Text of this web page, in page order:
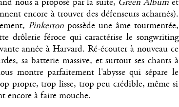
encore à trouver des défenseurs acharnés).
Pinkertonpossède une âme tourmentée,
drôlerie féroce qui caractérise le songwriting
année à Harvard. Ré-écouter à nouveau ce
sa batterie massive, et surtout ses chants à
montre parfaitement l'abysse qui sépare le
propre, trop lisse, trop peu crédible, même si
encore à faire mouche.